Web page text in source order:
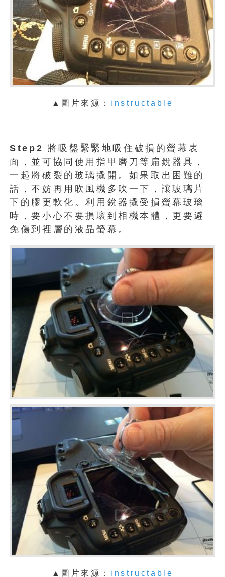
▲ 圖片來源： instructable
Step2
將吸盤緊緊地吸住破損的螢幕表
面，並可協同使用指甲磨刀等扁銳器具，
一起將破裂的玻璃撬開。如果取出困難的
話，不妨再用吹風機多吹一下，讓玻璃片
下的膠更軟化。利用銳器撬受損螢幕玻璃
時，要小心不要損壞到相機本體，更要避
免傷到裡層的液晶螢幕。
▲ 圖片來源： instructable